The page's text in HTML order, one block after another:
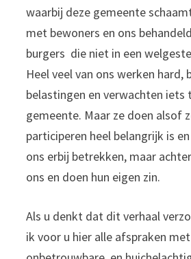
waarbij deze gemeente
met bewoners en ons
burgers die niet in een
Heel veel van ons werken hard,
belastingen en verwachten iets
gemeente. Maar ze doen alsof
participeren heel belangrijk is
ons erbij betrekken, maar
ons en doen hun eigen zin.
Als u denkt dat dit verhaal
ik voor u hier alle afspraken